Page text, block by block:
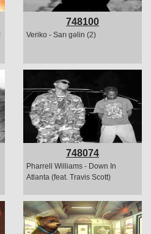
748100
Veriko - Sarı gəlin (2)
748074
Pharrell Williams - Down In
Atlanta (feat. Travis Scott)